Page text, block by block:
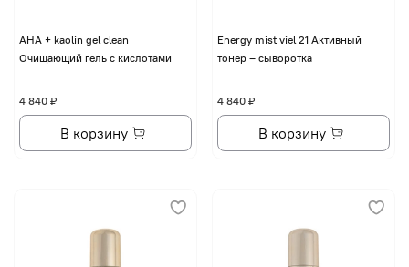
AHA + kaolin gel clean
Очищающий гель с кислотами
4 840 ₽
В корзину
Energy mist viel 21 Активный
тонер – сыворотка
4 840 ₽
В корзину